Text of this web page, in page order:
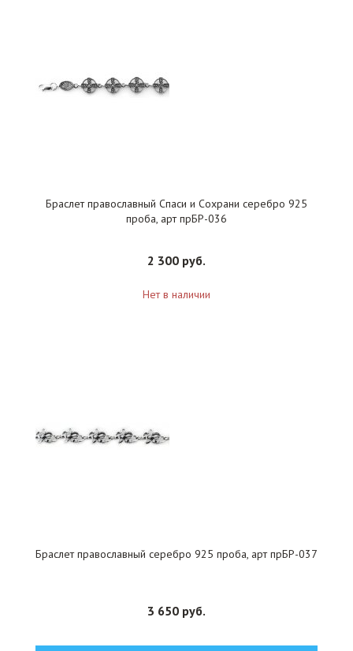
Браслет православный Спаси и Сохрани серебро 925
проба, арт прБР-036
2 300 руб.
Нет в наличии
Браслет православный серебро 925 проба, арт прБР-037
3 650 руб.